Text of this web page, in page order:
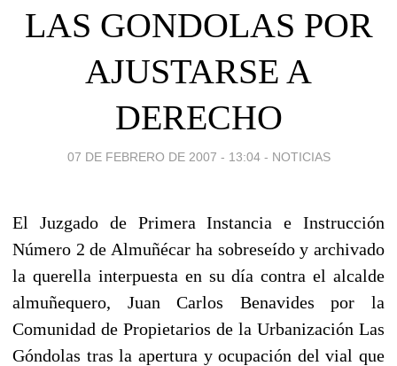
LAS GONDOLAS POR
AJUSTARSE A
DERECHO
07 DE FEBRERO DE 2007 - 13:04 - NOTICIAS
El Juzgado de Primera Instancia e Instrucción
Número 2 de Almuñécar ha sobreseído y archivado
la querella interpuesta en su día contra el alcalde
almuñequero, Juan Carlos Benavides por la
Comunidad de Propietarios de la Urbanización Las
Góndolas tras la apertura y ocupación del vial que